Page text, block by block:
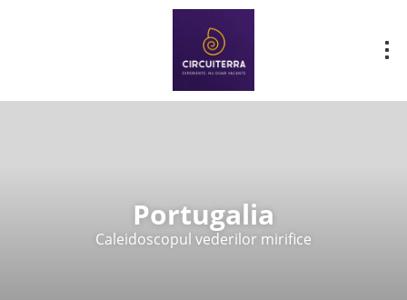
Portugalia
Caleidoscopul vederilor mirifice